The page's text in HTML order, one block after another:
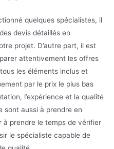
quelques spécialistes, il
devis détaillés en
projet. D’autre part, il est
attentivement les offres
les éléments inclus et
par le prix le plus bas
l’expérience et la qualité
sont aussi à prendre en
à prendre le temps de vérifier
le spécialiste capable de